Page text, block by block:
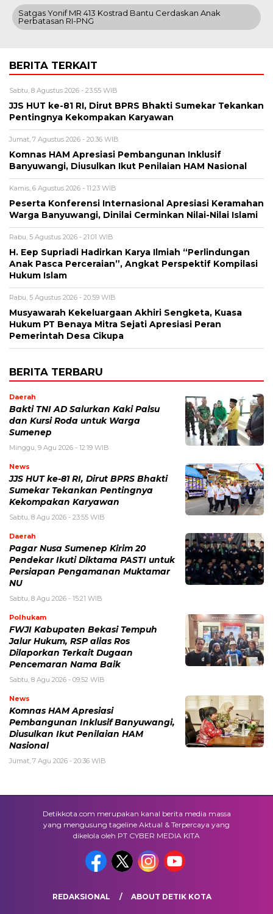
Satgas Yonif MR 413 Kostrad Bantu Cerdaskan Anak
Perbatasan RI-PNG
BERITA TERKAIT
Sabtu, 8 Agustus 2026 - 23:55 WIB
JJS HUT ke-81 RI, Dirut BPRS Bhakti Sumekar Tekankan
Pentingnya Kekompakan Karyawan
Jumat, 7 Agustus 2026 - 20:36 WIB
Komnas HAM Apresiasi Pembangunan Inklusif
Banyuwangi, Diusulkan Ikut Penilaian HAM Nasional
Kamis, 6 Agustus 2026 - 11:23 WIB
Peserta Konferensi Internasional Apresiasi Keramahan
Warga Banyuwangi, Dinilai Cerminkan Nilai-Nilai Islami
Rabu, 5 Agustus 2026 - 21:01 WIB
H. Eep Supriadi Hadirkan Karya Ilmiah “Perlindungan
Anak Pasca Perceraian”, Angkat Perspektif Kompilasi
Hukum Islam
Rabu, 5 Agustus 2026 - 20:59 WIB
Musyawarah Kekeluargaan Akhiri Sengketa, Kuasa
Hukum PT Benaya Mitra Sejati Apresiasi Peran
Pemerintah Desa Cikupa
BERITA TERBARU
Daerah
Bakti TNI AD Salurkan Kaki Palsu
dan Kursi Roda untuk Warga
Sumenep
Minggu, 9 Agu 2026 - 12:19 WIB
News
JJS HUT ke-81 RI, Dirut BPRS Bhakti
Sumekar Tekankan Pentingnya
Kekompakan Karyawan
Sabtu, 8 Agu 2026 - 23:55 WIB
Daerah
Pagar Nusa Sumenep Kirim 20
Pendekar Ikuti Diktama PASTI untuk
Persiapan Pengamanan Muktamar
NU
Sabtu, 8 Agu 2026 - 15:21 WIB
Polhukam
FWJI Kabupaten Bekasi Tempuh
Jalur Hukum, RSP alias Ros
Dilaporkan Terkait Dugaan
Pencemaran Nama Baik
Sabtu, 8 Agu 2026 - 09:52 WIB
News
Komnas HAM Apresiasi
Pembangunan Inklusif Banyuwangi,
Diusulkan Ikut Penilaian HAM
Nasional
Jumat, 7 Agu 2026 - 20:36 WIB
Detikkota.com merupakan kanal berita media massa
yang mengusung tageline Aktual & Terpercaya yang
dikelola oleh PT CYBER MEDIA KITA
REDAKSIONAL ABOUT DETIK KOTA